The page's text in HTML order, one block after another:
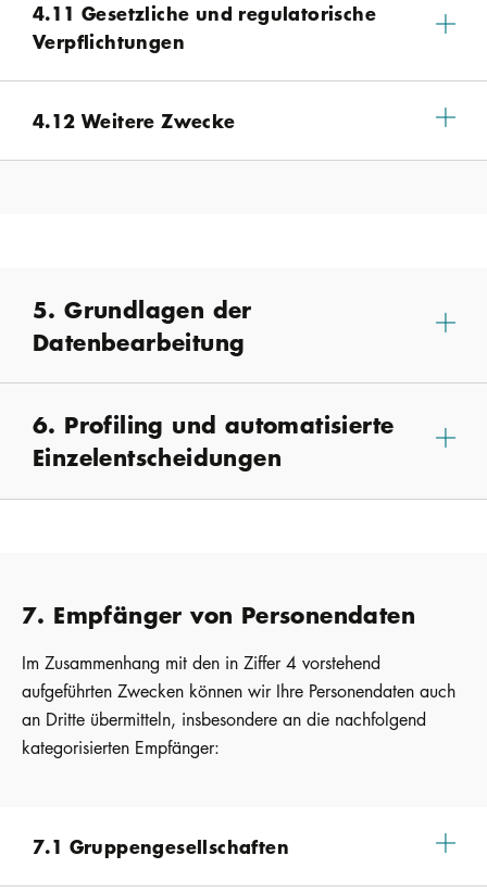
4.11 Gesetzliche und regulatorische
Verpflichtungen
4.12 Weitere Zwecke
5. Grundlagen der
Datenbearbeitung
6. Profiling und automatisierte
Einzelentscheidungen
7. Empfänger von Personendaten
Im Zusammenhang mit den in Ziffer 4 vorstehend
aufgeführten Zwecken können wir Ihre Personendaten auch
an Dritte übermitteln, insbesondere an die nachfolgend
kategorisierten Empfänger:
7.1 Gruppengesellschaften